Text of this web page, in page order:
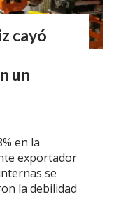
cayó
un
en la
exportador
se
la debilidad